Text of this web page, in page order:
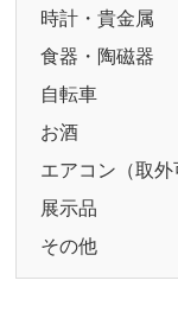
時計・貴金属
食器・陶磁器
自転車
お酒
エアコン（取外
展示品
その他